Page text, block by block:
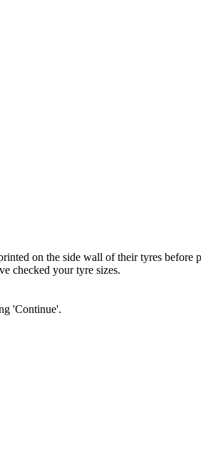
on the side wall of their tyres before
checked your tyre sizes.
'Continue'.